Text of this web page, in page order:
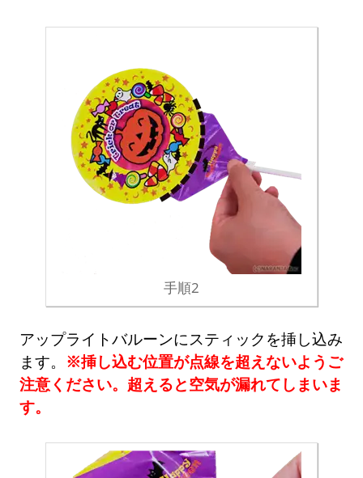
手順2
アップライトバルーンにスティックを挿し込み
ます。 ※挿し込む位置が点線を超えないようご
注意ください。超えると空気が漏れてしまいま
す。